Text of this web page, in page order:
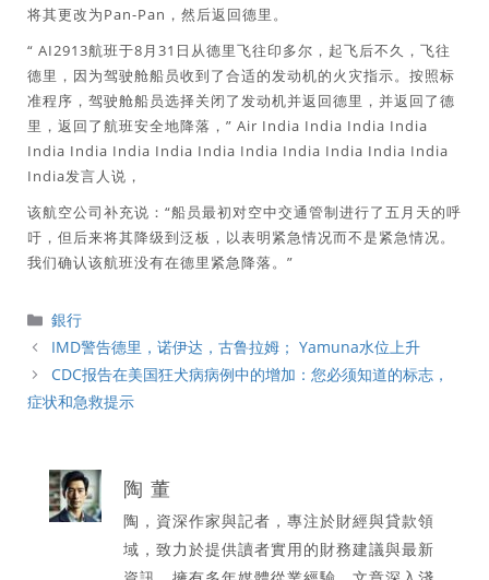
将其更改为Pan-Pan，然后返回德里。
“ AI2913航班于8月31日从德里飞往印多尔，起飞后不久，飞往
德里，因为驾驶舱船员收到了合适的发动机的火灾指示。按照标
准程序，驾驶舱船员选择关闭了发动机并返回德里，并返回了德
里，返回了航班安全地降落，” Air India India India India
India India India India India India India India India India
India发言人说，
该航空公司补充说：“船员最初对空中交通管制进行了五月天的呼
吁，但后来将其降级到泛板，以表明紧急情况而不是紧急情况。
我们确认该航班没有在德里紧急降落。”
分
類
銀行
IMD警告德里，诺伊达，古鲁拉姆； Yamuna水位上升
CDC报告在美国狂犬病病例中的增加：您必须知道的标志，
症状和急救提示
陶 董
陶，資深作家與記者，專注於財經與貸款領
域，致力於提供讀者實用的財務建議與最新